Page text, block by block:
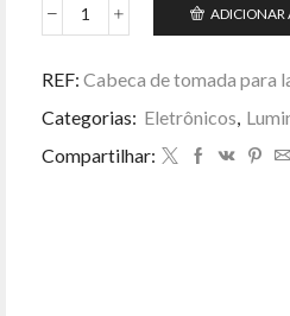
Cabeca
tomada
lampada
ADICIONAR
REF: Cabeca de tomada para
Categorias: Eletrônicos,
Compartilhar: